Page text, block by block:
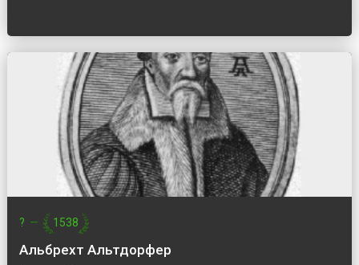
? — 1538
Альбрехт Альтдорфер